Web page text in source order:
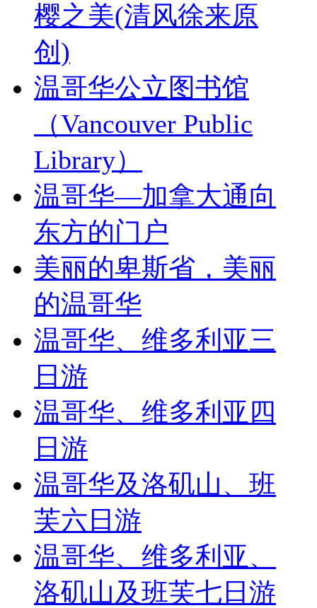
樱之美(清风徐来原
创)
温哥华公立图书馆
（Vancouver Public
Library）
温哥华—加拿大通向
东方的门户
美丽的卑斯省，美丽
的温哥华
温哥华、维多利亚三
日游
温哥华、维多利亚四
日游
温哥华及洛矶山、班
芙六日游
温哥华、维多利亚、
洛矶山及班芙七日游